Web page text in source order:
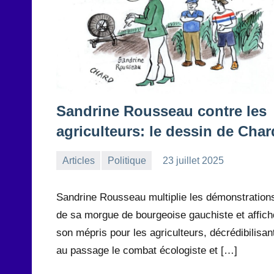
Sandrine Rousseau contre les
agriculteurs: le dessin de
Articles Politique
23 juillet 2025
Sandrine Rousseau multiplie les
de sa morgue de bourgeoise gauchiste et
son mépris pour les agriculteurs,
au passage le combat écologiste et […]